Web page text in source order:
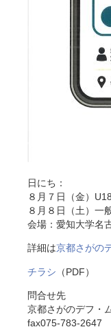
日にち：
８月７日（金）
８月８日（土）一
会場：愛知大学名
詳細は京都さがの
チラシ （PDF）
問合せ先
京都さがのデフ・
fax075-783-